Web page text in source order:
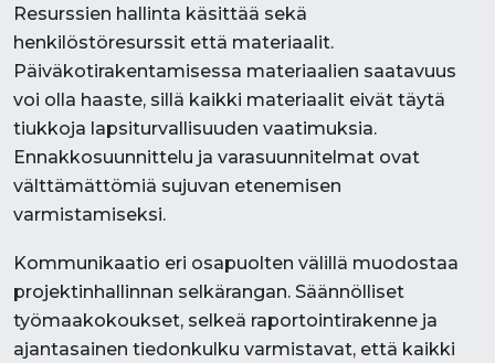
Resurssien hallinta käsittää sekä
henkilöstöresurssit että materiaalit.
Päiväkotirakentamisessa materiaalien saatavuus
voi olla haaste, sillä kaikki materiaalit eivät täytä
tiukkoja lapsiturvallisuuden vaatimuksia.
Ennakkosuunnittelu ja varasuunnitelmat ovat
välttämättömiä sujuvan etenemisen
varmistamiseksi.
Kommunikaatio eri osapuolten välillä muodostaa
projektinhallinnan selkärangan. Säännölliset
työmaakokoukset, selkeä raportointirakenne ja
ajantasainen tiedonkulku varmistavat, että kaikki